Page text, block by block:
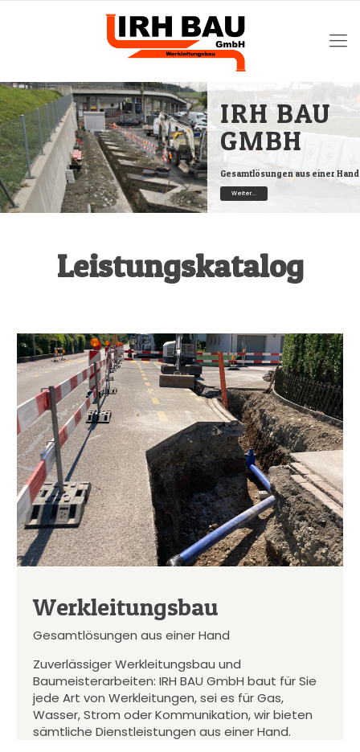
IRH BAU
GMBH
Gesamtlösungen aus einer
Weiter...
Leistungskatalog
Werkleitungsbau
Gesamtlösungen aus einer Hand
Zuverlässiger Werkleitungsbau und
Baumeisterarbeiten: IRH BAU GmbH baut für Sie
jede Art von Werkleitungen, sei es für Gas,
Wasser, Strom oder Kommunikation, wir bieten
sämtliche Dienstleistungen aus einer Hand.